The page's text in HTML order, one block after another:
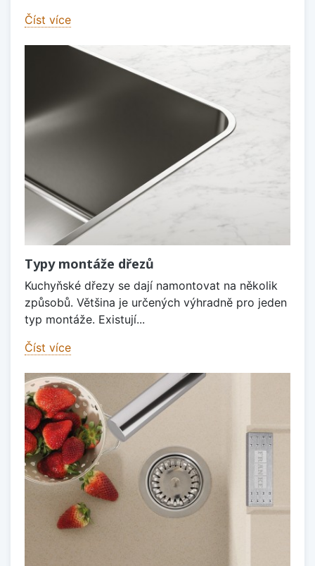
Číst více
Typy montáže dřezů
Kuchyňské dřezy se dají namontovat na několik
způsobů. Většina je určených výhradně pro jeden
typ montáže. Existují...
Číst více